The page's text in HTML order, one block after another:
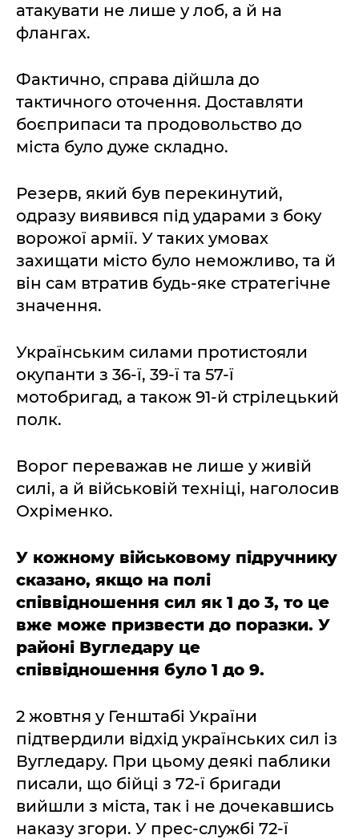
атакувати не лише у лоб, а й на
флангах.
Фактично, справа дійшла до
тактичного оточення. Доставляти
боєприпаси та продовольство до
міста було дуже складно.
Резерв, який був перекинутий,
одразу виявився під ударами з боку
ворожої армії. У таких умовах
захищати місто було неможливо, та й
він сам втратив будь-яке стратегічне
значення.
Українським силами протистояли
окупанти з 36-ї, 39-ї та 57-ї
мотобригад, а також 91-й стрілецький
полк.
Ворог переважав не лише у живій
силі, а й військовій техніці, наголосив
Охріменко.
У кожному військовому підручнику
сказано, якщо на полі
співвідношення сил як 1 до 3, то це
вже може призвести до поразки. У
районі Вугледару це
співвідношення було 1 до 9.
2 жовтня у Генштабі України
підтвердили відхід українських сил із
Вугледару. При цьому деякі паблики
писали, що бійці з 72-ї бригади
вийшли з міста, так і не дочекавшись
наказу згори. У прес-службі 72-ї